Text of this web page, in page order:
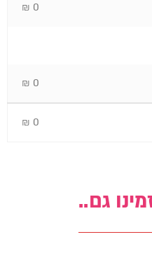
0
₪
0
₪
0
₪
גם..